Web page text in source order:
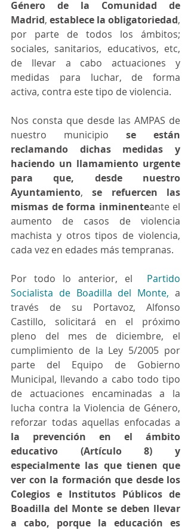
Género de la Comunidad de
Madrid, establece la obligatoriedad,
por parte de todos los ámbitos;
sociales, sanitarios, educativos, etc,
de llevar a cabo actuaciones y
medidas para luchar, de forma
activa, contra este tipo de violencia.
Nos consta que desde las AMPAS de
nuestro municipio se están
reclamando dichas medidas y
haciendo un llamamiento urgente
para que, desde nuestro
Ayuntamiento, se refuercen las
mismas de forma inminenteante el
aumento de casos de violencia
machista y otros tipos de violencia,
cada vez en edades más tempranas.
Por todo lo anterior, el
Partido
Socialista de Boadilla del Monte, a
través de su Portavoz, Alfonso
Castillo, solicitará en el próximo
pleno del mes de diciembre, el
cumplimiento de la Ley 5/2005 por
parte del Equipo de Gobierno
Municipal, llevando a cabo todo tipo
de actuaciones encaminadas a la
lucha contra la Violencia de Género,
la prevención en el ámbito
educativo (Artículo 8) y
especialmente las que tienen que
ver con la formación que desde los
Colegios e Institutos Públicos de
Boadilla del Monte se deben llevar
a cabo, porque la educación es